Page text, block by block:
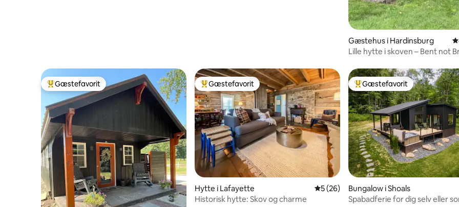
Gæstehus i Hardinsburg
Lille hytte i skoven – Bent not
Bedste gæstefavorit
Gæstefavorit Bedste gæstefavorit
Gæstefavorit
Hytte i Lafayette 5 ud af 5 i gennemsnitlig bedømmelse,
5 (26)
Historisk hytte: Skov og charme
Bedste gæstefavorit
Gæstefavorit
Bungalow i Shoals
Spabadferie for dig selv eller